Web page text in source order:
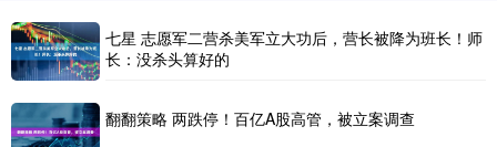
七星 志愿军二营杀美军立大功后，营长被降为班长！师
长：没杀头算好的
翻翻策略 两跌停！百亿A股高管，被立案调查